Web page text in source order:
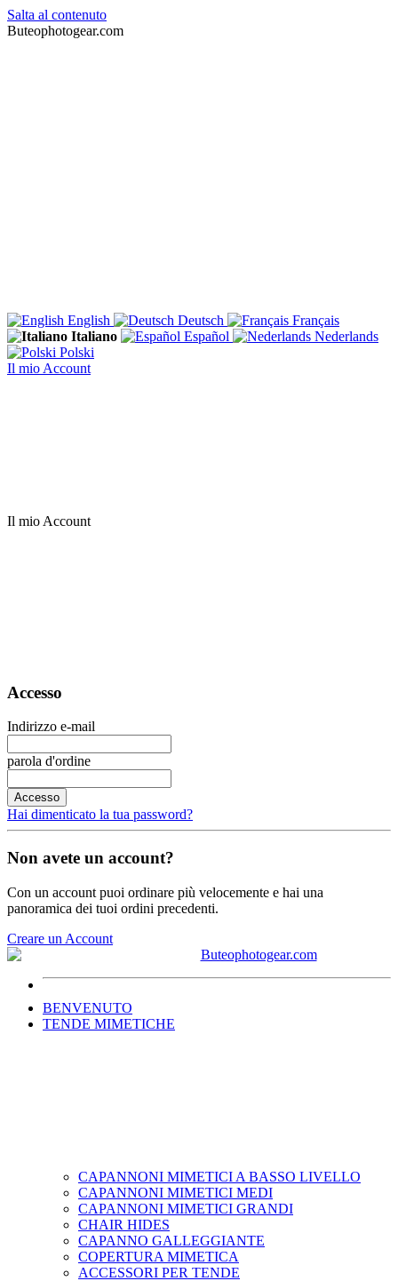
Salta al contenuto
Buteophotogear.com
English Deutsch
Français
Italiano
Español
Nederlands
Polski
Il mio Account
Il mio Account
Accesso
Indirizzo e-mail
parola d'ordine
Accesso
Hai dimenticato la tua password?
Non avete un account?
Con un account puoi ordinare più velocemente e hai una
panoramica dei tuoi ordini precedenti.
Creare un Account
BENVENUTO
TENDE MIMETICHE
CAPANNONI MIMETICI A BASSO LIVELLO
CAPANNONI MIMETICI MEDI
CAPANNONI MIMETICI GRANDI
CHAIR HIDES
CAPANNO GALLEGGIANTE
COPERTURA MIMETICA
ACCESSORI PER TENDE